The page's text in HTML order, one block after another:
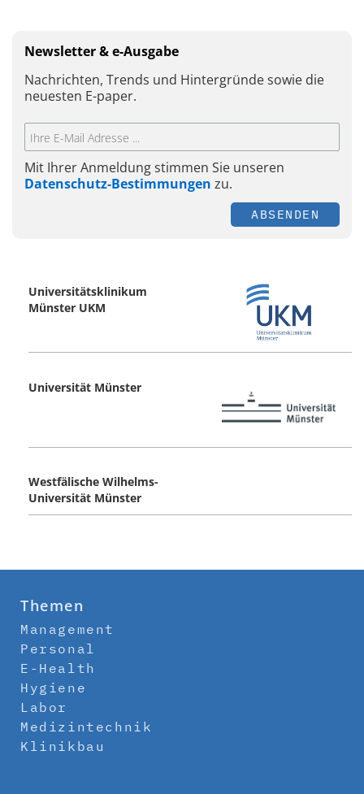
Newsletter & e-Ausgabe
Nachrichten, Trends und Hintergründe sowie die
neuesten E-paper.
Mit Ihrer Anmeldung stimmen Sie unseren
Datenschutz-Bestimmungen zu.
ABSENDEN
Universitätsklinikum
Münster UKM
Universität Münster
Westfälische Wilhelms-
Universität Münster
Themen
Management
Personal
E-Health
Hygiene
Labor
Medizintechnik
Klinikbau